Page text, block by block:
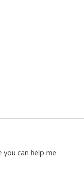
can help me.